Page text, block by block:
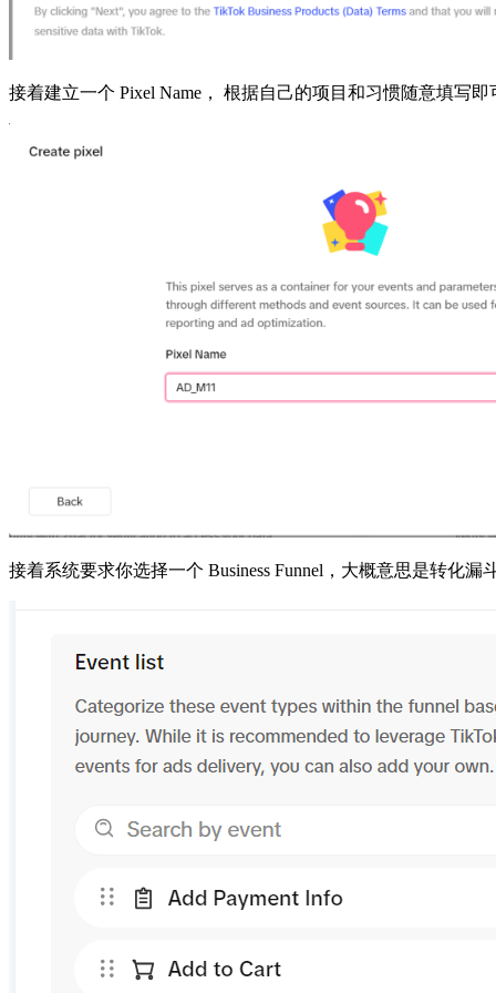
接着建立一个 Pixel Name， 根据自己的项目和习惯随意填写即
接着系统要求你选择一个 Business Funnel，大概意思是转化漏